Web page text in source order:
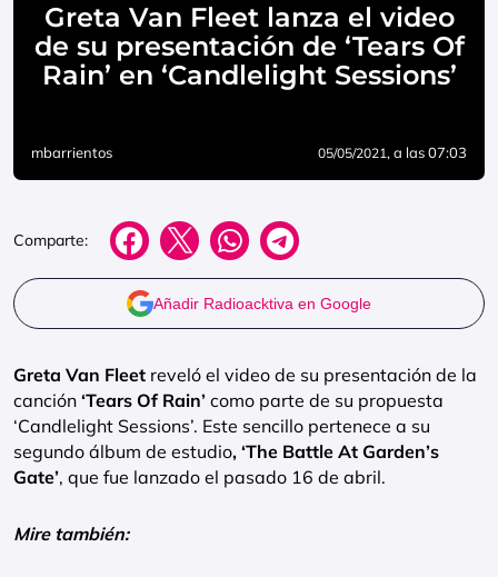
Greta Van Fleet lanza el video
de su presentación de ‘Tears Of
Rain’ en ‘Candlelight Sessions’
mbarrientos 05/05/2021, a las 07:03
Comparte:
Añadir Radioacktiva en Google
Greta Van Fleet reveló el video de su presentación de la
canción ‘Tears Of Rain’ como parte de su propuesta
‘Candlelight Sessions’. Este sencillo pertenece a su
segundo álbum de estudio, ‘The Battle At Garden’s
Gate’, que fue lanzado el pasado 16 de abril.
Mire también: